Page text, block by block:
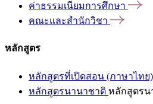
ค่าธรรมเนียมการศึกษา
คณะและสำนักวิชา
หลักสูตร
หลักสูตรที่เปิดสอน (ภาษาไทย)
หลักสูตรนานาชาติ หลักสูตรน